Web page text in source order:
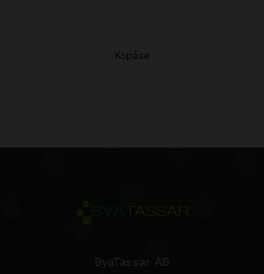
Kopåse
ByaTassar AB